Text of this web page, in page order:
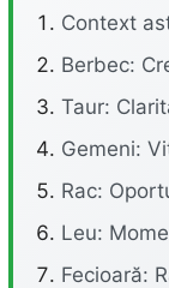
Context
Berbec:
Taur:
Gemeni:
Rac:
Leu:
Fecioară: